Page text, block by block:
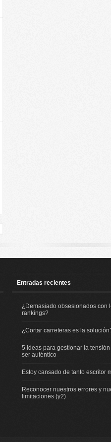
Entradas recientes
¿Demasiado obsesionados con
rankings?
¿Cortar carreteras es la
5 ideas para gestionar la
ser auténtico
Estoy cansado de tanto escritor
Reconocer nuestros errores y
limitaciones (y2)